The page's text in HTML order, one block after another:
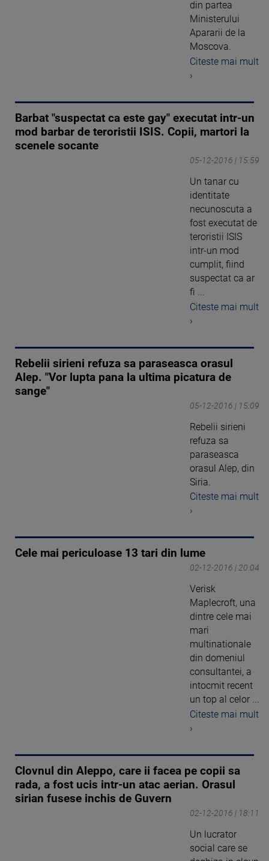
din partea
Ministerului
Apararii de la
Moscova.
Citeste mai mult
›
Barbat "suspectat ca este gay" executat intr-un
mod barbar de teroristii ISIS. Copii, martori la
scenele socante
05-12-2016 | 15:59
Un tanar cu
identitate
necunoscuta a
fost executat de
teroristii ISIS
intr-un mod
cumplit, fiind
suspectat ca ar
fi ...
Citeste mai mult
›
Rebelii sirieni refuza sa paraseasca orasul
Alep. "Vor lupta pana la ultima picatura de
sange"
05-12-2016 | 15:09
Rebelii sirieni
refuza sa
paraseasca
orasul Alep, din
Siria.
Citeste mai mult
›
Cele mai periculoase 13 tari din lume
02-12-2016 | 20:04
Verisk
Maplecroft, una
dintre cele mai
mari
multinationale
din domeniul
consultantei, a
intocmit recent
un top al celor ...
Citeste mai mult
›
Clovnul din Aleppo, care ii facea pe copii sa
rada, a fost ucis intr-un atac aerian. Orasul
sirian fusese inchis de Guvern
02-12-2016 | 18:11
Un lucrator
social care se